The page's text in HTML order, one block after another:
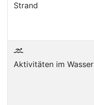
Strand
Aktivitäten im Wasser